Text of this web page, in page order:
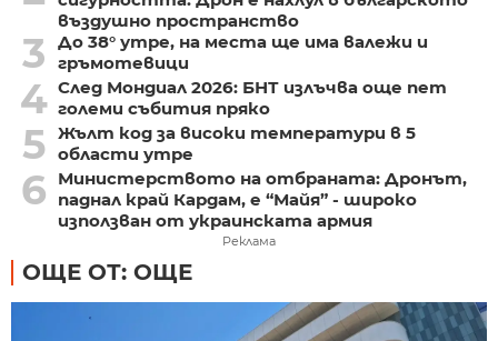
въздушно пространство
3
До 38° утре, на места ще има валежи и
гръмотевици
4 След Мондиал 2026: БНТ излъчва още пет
големи събития пряко
5 Жълт код за високи температури в 5
области утре
6
Министерството на отбраната: Дронът,
паднал край Кардам, е “Майя” - широко
използван от украинската армия
Реклама
ОЩЕ ОТ: ОЩЕ